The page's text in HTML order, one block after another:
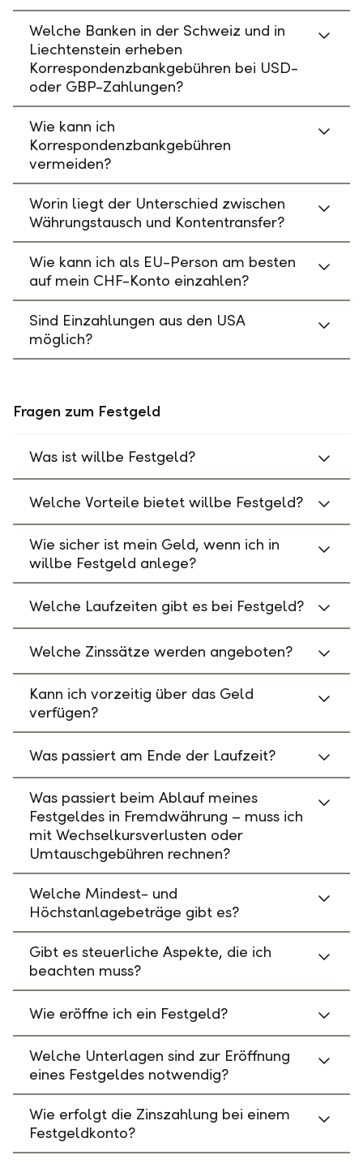
Welche Banken in der Schweiz und in
Liechtenstein erheben
Korrespondenzbankgebühren bei USD-
oder GBP-Zahlungen?
Wie kann ich
Korrespondenzbankgebühren
vermeiden?
Worin liegt der Unterschied zwischen
Währungstausch und Kontentransfer?
Wie kann ich als EU-Person am besten
auf mein CHF-Konto einzahlen?
Sind Einzahlungen aus den USA
möglich?
Fragen zum Festgeld
Was ist willbe Festgeld?
Welche Vorteile bietet willbe Festgeld?
Wie sicher ist mein Geld, wenn ich in
willbe Festgeld anlege?
Welche Laufzeiten gibt es bei Festgeld?
Welche Zinssätze werden angeboten?
Kann ich vorzeitig über das Geld
verfügen?
Was passiert am Ende der Laufzeit?
Was passiert beim Ablauf meines
Festgeldes in Fremdwährung – muss ich
mit Wechselkursverlusten oder
Umtauschgebühren rechnen?
Welche Mindest- und
Höchstanlagebeträge gibt es?
Gibt es steuerliche Aspekte, die ich
beachten muss?
Wie eröffne ich ein Festgeld?
Welche Unterlagen sind zur Eröffnung
eines Festgeldes notwendig?
Wie erfolgt die Zinszahlung bei einem
Festgeldkonto?